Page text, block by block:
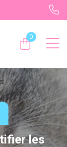
0
les